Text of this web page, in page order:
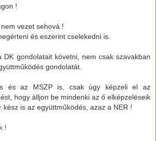
!
vezet sehová !
és eszerint cselekedni is.
DK gondolatait követni, nem csak szavakban
gondolatát.
és az MSZP is, csak úgy képzeli el az
hogy álljon be mindenki az ő elképzeléseik
kész is az együttműködés, azaz a NER !
!